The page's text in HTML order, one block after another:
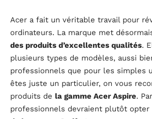
Acer a fait un véritable travail pour
ordinateurs. La marque met
des produits d’excellentes qualités.
plusieurs types de modèles, aussi
professionnels que pour les simples
êtes juste un particulier, on vous
produits de la gamme Acer Aspire.
professionnels devraient plutôt opter